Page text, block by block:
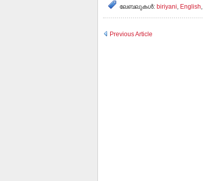
ലേബലുകള്‍: biriyani English
Previous Article